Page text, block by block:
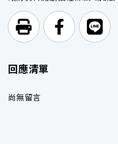
列印頁面
前往 前
回應清單
尚無留言